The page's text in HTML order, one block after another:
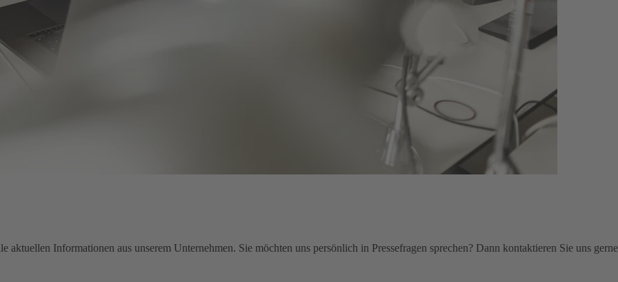
Informationen aus unserem Unternehmen. Sie möchten uns persönlich in Pressefragen sprechen? Dann kontaktieren Sie uns